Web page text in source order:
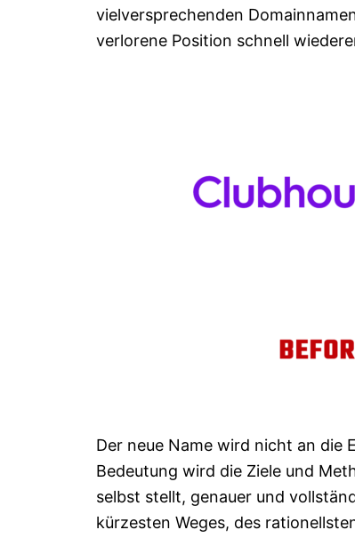
vielversprechenden
verlorene Position schnell
Der neue Name wird nicht an die
Bedeutung wird die Ziele und
selbst stellt, genauer und
kürzesten Weges, des